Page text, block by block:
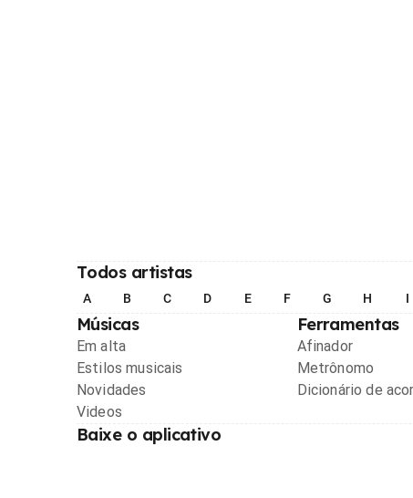
Todos artistas
A B C D E F G H I
Músicas
Em alta
Estilos musicais
Novidades
Videos
Ferramentas
Afinador
Metrônomo
Dicionário de
Baixe o aplicativo